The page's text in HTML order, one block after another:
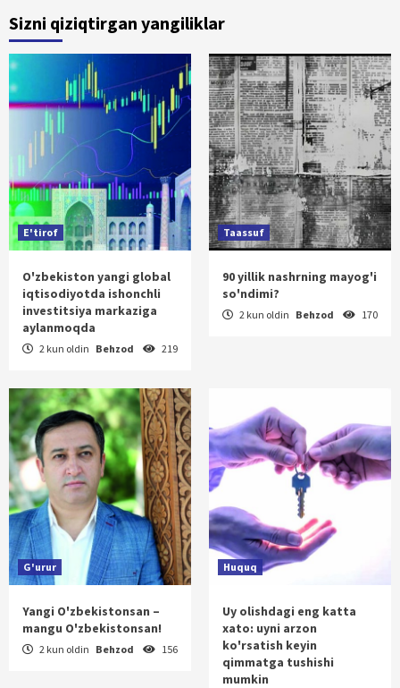
Sizni qiziqtirgan yangiliklar
E'tirof
O'zbekiston yangi global
iqtisodiyotda ishonchli
investitsiya markaziga
aylanmoqda
2 kun oldin Behzod 219
Taassuf
90 yillik nashrning mayog'i
so'ndimi?
2 kun oldin Behzod 170
G'urur
Yangi O'zbekistonsan –
mangu O'zbekistonsan!
2 kun oldin Behzod 156
Huquq
Uy olishdagi eng katta
xato: uyni arzon
ko'rsatish keyin
qimmatga tushishi
mumkin